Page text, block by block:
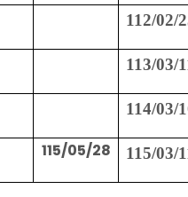
112/02/
113/03/
114/03/
115/05/28 115/03/